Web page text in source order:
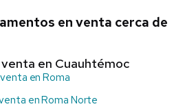
en venta cerca de
en Cuauhtémoc
en Roma
en Roma Norte